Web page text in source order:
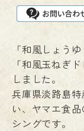
「和風しょう
「和風玉ねぎ
しました。
兵庫県淡路島
い、ヤマエ食
シングです。